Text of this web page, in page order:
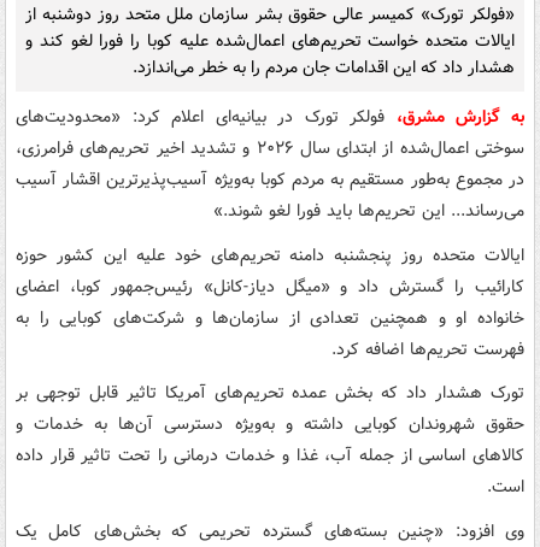
«فولکر تورک» کمیسر عالی حقوق بشر سازمان ملل متحد روز دوشنبه از
ایالات متحده خواست تحریم‌های اعمال‌شده علیه کوبا را فورا لغو کند و
هشدار داد که این اقدامات جان مردم را به خطر می‌اندازد.
به گزارش مشرق، فولکر تورک در بیانیه‌ای اعلام کرد: «محدودیت‌های
سوختی اعمال‌شده از ابتدای سال ۲۰۲۶ و تشدید اخیر تحریم‌های فرامرزی،
در مجموع به‌طور مستقیم به مردم کوبا به‌ویژه آسیب‌پذیرترین اقشار آسیب
می‌رساند... این تحریم‌ها باید فورا لغو شوند.»
ایالات متحده روز پنجشنبه دامنه تحریم‌های خود علیه این کشور حوزه
کارائیب را گسترش داد و «میگل دیاز-کانل» رئیس‌جمهور کوبا، اعضای
خانواده او و همچنین تعدادی از سازمان‌ها و شرکت‌های کوبایی را به
فهرست تحریم‌ها اضافه کرد.
تورک هشدار داد که بخش عمده تحریم‌های آمریکا تاثیر قابل توجهی بر
حقوق شهروندان کوبایی داشته و به‌ویژه دسترسی آن‌ها به خدمات و
کالاهای اساسی از جمله آب، غذا و خدمات درمانی را تحت تاثیر قرار داده
است.
وی افزود: «چنین بسته‌های گسترده تحریمی که بخش‌های کامل یک